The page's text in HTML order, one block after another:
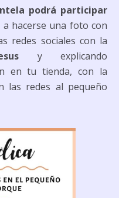
podrá participar
a hacerse una foto con
redes sociales con la
y explicando
en tu tienda, con la
las redes al pequeño